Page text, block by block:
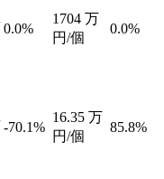
0.0%
1704 万
円/個
0.0%
-70.1%
16.35 万
円/個
85.8%